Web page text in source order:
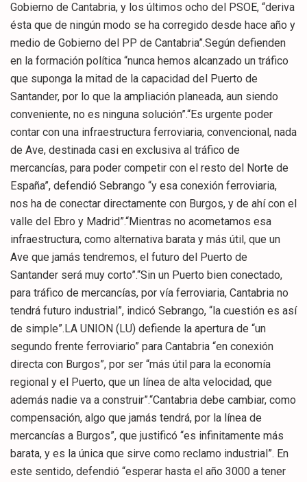
Gobierno de Cantabria, y los últimos ocho del PSOE, “deriva
ésta que de ningún modo se ha corregido desde hace año y
medio de Gobierno del PP de Cantabria”.Según defienden
en la formación política “nunca hemos alcanzado un tráfico
que suponga la mitad de la capacidad del Puerto de
Santander, por lo que la ampliación planeada, aun siendo
conveniente, no es ninguna solución”.“Es urgente poder
contar con una infraestructura ferroviaria, convencional, nada
de Ave, destinada casi en exclusiva al tráfico de
mercancías, para poder competir con el resto del Norte de
España”, defendió Sebrango “y esa conexión ferroviaria,
nos ha de conectar directamente con Burgos, y de ahí con el
valle del Ebro y Madrid”.“Mientras no acometamos esa
infraestructura, como alternativa barata y más útil, que un
Ave que jamás tendremos, el futuro del Puerto de
Santander será muy corto”.“Sin un Puerto bien conectado,
para tráfico de mercancías, por vía ferroviaria, Cantabria no
tendrá futuro industrial”, indicó Sebrango, “la cuestión es así
de simple”.LA UNION (LU) defiende la apertura de “un
segundo frente ferroviario” para Cantabria “en conexión
directa con Burgos”, por ser “más útil para la economía
regional y el Puerto, que un línea de alta velocidad, que
además nadie va a construir”.“Cantabria debe cambiar, como
compensación, algo que jamás tendrá, por la línea de
mercancías a Burgos”, que justificó “es infinitamente más
barata, y es la única que sirve como reclamo industrial”. En
este sentido, defendió “esperar hasta el año 3000 a tener